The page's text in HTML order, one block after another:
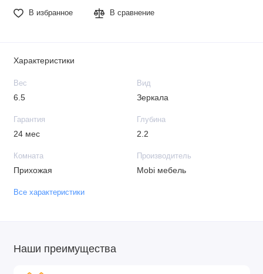
В избранное В сравнение
Характеристики
Вес
6.5
Вид
Зеркала
Гарантия
24 мес
Глубина
2.2
Комната
Прихожая
Производитель
Mobi мебель
Все характеристики
Наши преимущества